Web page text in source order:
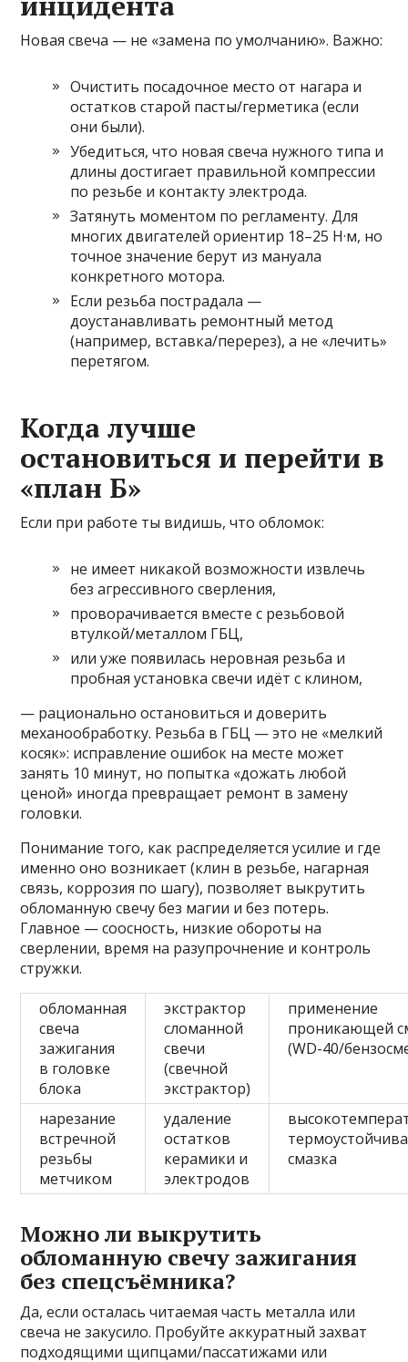
Новая свеча — не «замена по умолчанию». Важно:
Очистить посадочное место от нагара и
остатков старой пасты/герметика (если
они были).
Убедиться, что новая свеча нужного типа и
длины достигает правильной компрессии
по резьбе и контакту электрода.
Затянуть моментом по регламенту. Для
многих двигателей ориентир 18–25 Н·м, но
точное значение берут из мануала
конкретного мотора.
Если резьба пострадала —
доустанавливать ремонтный метод
(например, вставка/перерез), а не «лечить»
перетягом.
Когда лучше
остановиться и перейти в
«план Б»
Если при работе ты видишь, что обломок:
не имеет никакой возможности извлечь
без агрессивного сверления,
проворачивается вместе с резьбовой
втулкой/металлом ГБЦ,
или уже появилась неровная резьба и
пробная установка свечи идёт с клином,
— рационально остановиться и доверить
механообработку. Резьба в ГБЦ — это не «мелкий
косяк»: исправление ошибок на месте может
занять 10 минут, но попытка «дожать любой
ценой» иногда превращает ремонт в замену
головки.
Понимание того, как распределяется усилие и где
именно оно возникает (клин в резьбе, нагарная
связь, коррозия по шагу), позволяет выкрутить
обломанную свечу без магии и без потерь.
Главное — соосность, низкие обороты на
сверлении, время на разупрочнение и контроль
стружки.
обломанная
свеча
зажигания
в головке
блока
экстрактор
сломанной
свечи
(свечной
экстрактор)
применение
проникающей
(WD-40/
нарезание
встречной
резьбы
метчиком
удаление
остатков
керамики и
электродов
смазка
Можно ли выкрутить
обломанную свечу зажигания
без спецсъёмника?
Да, если осталась читаемая часть металла или
свеча не закусило. Пробуйте аккуратный захват
подходящими щипцами/пассатижами или